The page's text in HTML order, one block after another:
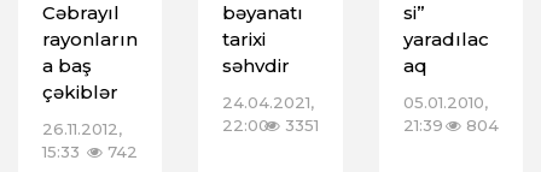
Cəbrayıl
rayonların
a baş
çəkiblər
26.11.2012,
15:33
742
bəyanatı
tarixi
səhvdir
24.04.2021,
22:00 3351
si”
yaradılac
aq
05.01.2010,
21:39
804